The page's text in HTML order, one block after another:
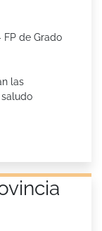
FP de Grado
las